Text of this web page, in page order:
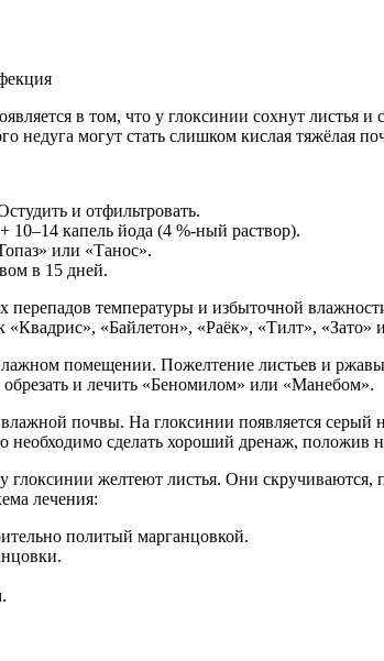
в том, что у глоксинии сохнут листья
недуга могут стать слишком кислая тяжёлая
и отфильтровать.
капель йода (4 %-ный раствор).
или «Танос».
в 15 дней.
перепадов температуры и избыточной
«Квадрис», «Байлетон», «Раёк», «Тилт», «Зато»
помещении. Пожелтение листьев и
и лечить «Беномилом» или «Манебом».
влажной почвы. На глоксинии появляется
необходимо сделать хороший дренаж,
желтеют листья. Они скручиваются,
лечения:
политый марганцовкой.